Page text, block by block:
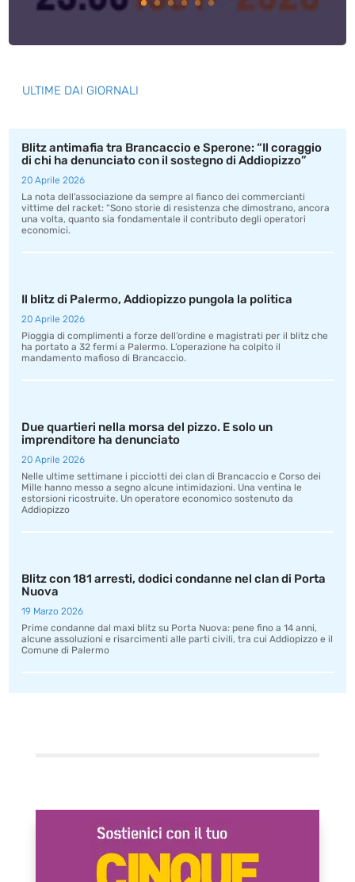
ULTIME DAI GIORNALI
Blitz antimafia tra Brancaccio e Sperone: “Il coraggio
di chi ha denunciato con il sostegno di Addiopizzo”
20 Aprile 2026
La nota dell’associazione da sempre al fianco dei commercianti
vittime del racket: “Sono storie di resistenza che dimostrano, ancora
una volta, quanto sia fondamentale il contributo degli operatori
economici.
Il blitz di Palermo, Addiopizzo pungola la politica
20 Aprile 2026
Pioggia di complimenti a forze dell’ordine e magistrati per il blitz che
ha portato a 32 fermi a Palermo. L’operazione ha colpito il
mandamento mafioso di Brancaccio.
Due quartieri nella morsa del pizzo. E solo un
imprenditore ha denunciato
20 Aprile 2026
Nelle ultime settimane i picciotti dei clan di Brancaccio e Corso dei
Mille hanno messo a segno alcune intimidazioni. Una ventina le
estorsioni ricostruite. Un operatore economico sostenuto da
Addiopizzo
Blitz con 181 arresti, dodici condanne nel clan di Porta
Nuova
19 Marzo 2026
Prime condanne dal maxi blitz su Porta Nuova: pene fino a 14 anni,
alcune assoluzioni e risarcimenti alle parti civili, tra cui Addiopizzo e il
Comune di Palermo